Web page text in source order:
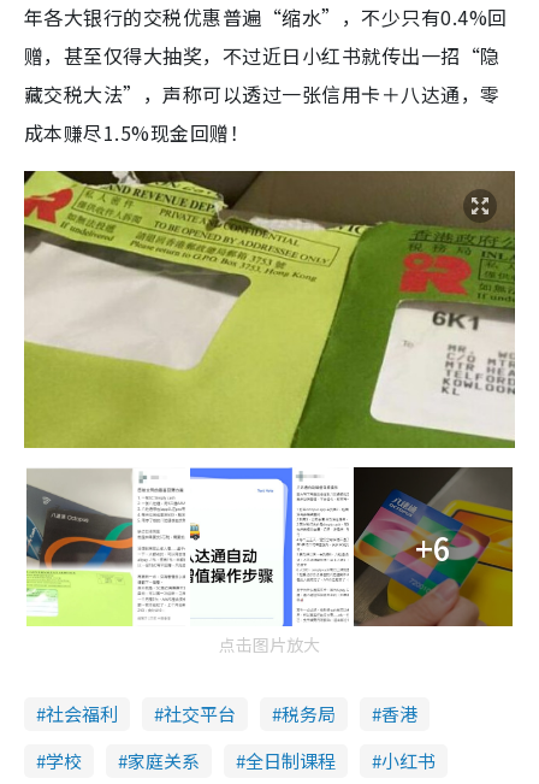
年各大银行的交税优惠普遍“缩水”，不少只有0.4%回
赠，甚至仅得大抽奖，不过近日小红书就传出一招“隐
藏交税大法”，声称可以透过一张信用卡＋八达通，零
成本赚尽1.5%现金回赠！
+6
点击图片放大
社会福利 社交平台 税务局
香港
学校
家庭关系 全日制课程 小红书